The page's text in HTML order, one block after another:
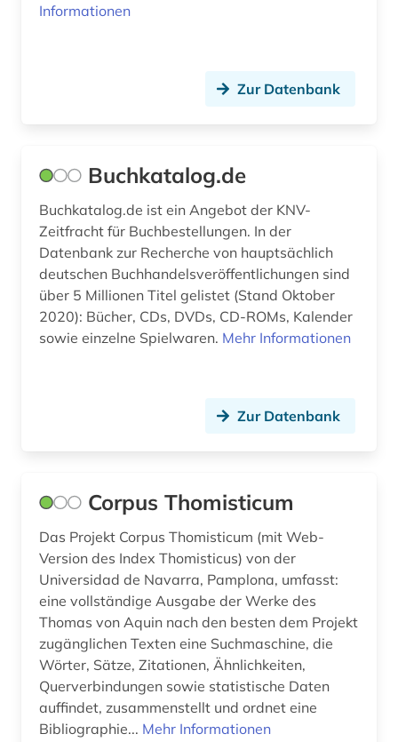
fid slawistik (1)
filmwissenschaft (1)
flandern (1)
französisch (3)
frau (1)
frauenforschung (1)
freiwilliger (1)
friedrich nietzsche (1)
friedrich-ebert-stiftung (1)
frühe neuzeit (1)
Informationen
Zur Datenbank
Buchkatalog.de
Buchkatalog.de ist ein Angebot der KNV-
Zeitfracht für Buchbestellungen. In der
Datenbank zur Recherche von hauptsächlich
deutschen Buchhandelsveröffentlichungen sind
über 5 Millionen Titel gelistet (Stand Oktober
2020): Bücher, CDs, DVDs, CD-ROMs, Kalender
sowie einzelne Spielwaren. Mehr Informationen
Zur Datenbank
Corpus Thomisticum
Das Projekt Corpus Thomisticum (mit Web-
Version des Index Thomisticus) von der
Universidad de Navarra, Pamplona, umfasst:
eine vollständige Ausgabe der Werke des
Thomas von Aquin nach den besten dem Projekt
zugänglichen Texten eine Suchmaschine, die
Wörter, Sätze, Zitationen, Ähnlichkeiten,
Querverbindungen sowie statistische Daten
auffindet, zusammenstellt und ordnet eine
Bibliographie... Mehr Informationen